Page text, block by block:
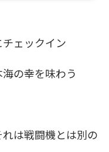
ェックイン
海の幸を味わう
は戦闘機とは別の